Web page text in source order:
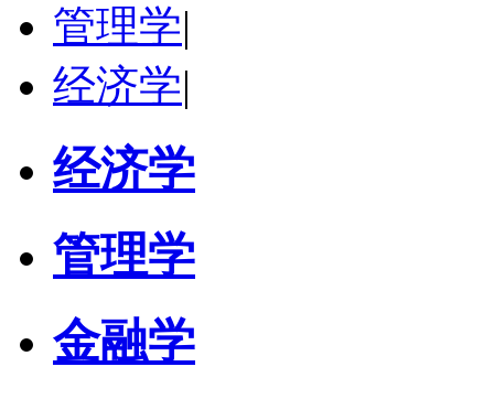
管理学|
经济学|
经济学
管理学
金融学